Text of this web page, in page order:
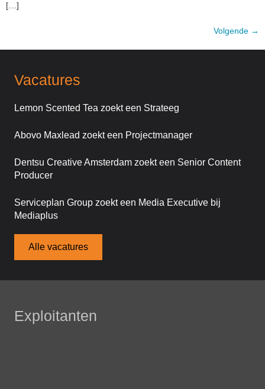
[…]
Volgende →
Vacatures
Lemon Scented Tea zoekt een Strateeg
Abovo Maxlead zoekt een Projectmanager
Dentsu Creative Amsterdam zoekt een Senior Content
Producer
Serviceplan Group zoekt een Media Executive bij
Mediaplus
Alle vacatures
Exploitanten